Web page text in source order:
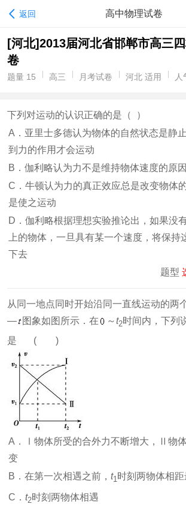
返回 高中物理试卷
[河北]2013届河北省邯郸市高三
卷
题量 15 高三 月考试卷 河北 适用 人
下列对运动的认识正确的是（ ）
A．亚里士多德认为物体的自然状态是静
到力的作用才会运动
B．伽利略认为力不是维持物体速度的原因
C．牛顿认为力的真正效应总是改变物体
是使之运动
D．伽利略根据理想实验推论出，如果没
上的物体，一旦具有某一个速度，将保持
下去
题型
从同一地点同时开始沿同一直线运动的
—
图象如图所示．在 ～t2时间内，下列
是 ( )
A．Ⅰ物体所受的合外力不断增大，Ⅱ物
变
B．在第一次相遇之前， t1时刻两物体相
C． t2时刻两物体相遇